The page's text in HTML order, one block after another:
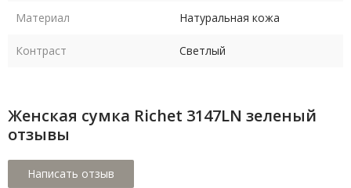
Материал Натуральная кожа
Контраст Светлый
Женская сумка Richet 3147LN зеленый
отзывы